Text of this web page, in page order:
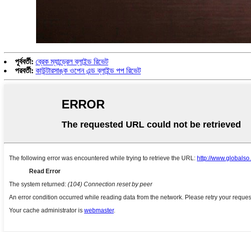
পূর্ববর্তী: ব্রেক ম্যান্ড্রেল ব্লাইন্ড রিভেট
পরবর্তী: কাউন্টারসাঙ্ক ওপেন এন্ড ব্লাইন্ড পপ রিভেট